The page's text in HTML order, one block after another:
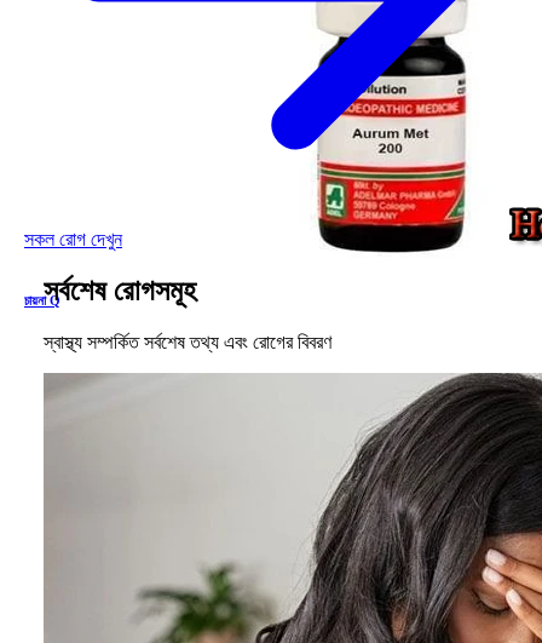
চায়না Q
সকল রোগ দেখুন
সর্বশেষ রোগসমূহ
স্বাস্থ্য সম্পর্কিত সর্বশেষ তথ্য এবং রোগের বিবরণ